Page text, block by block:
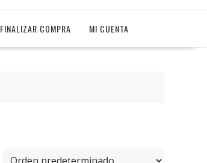
FINALIZAR COMPRA MI CUENTA